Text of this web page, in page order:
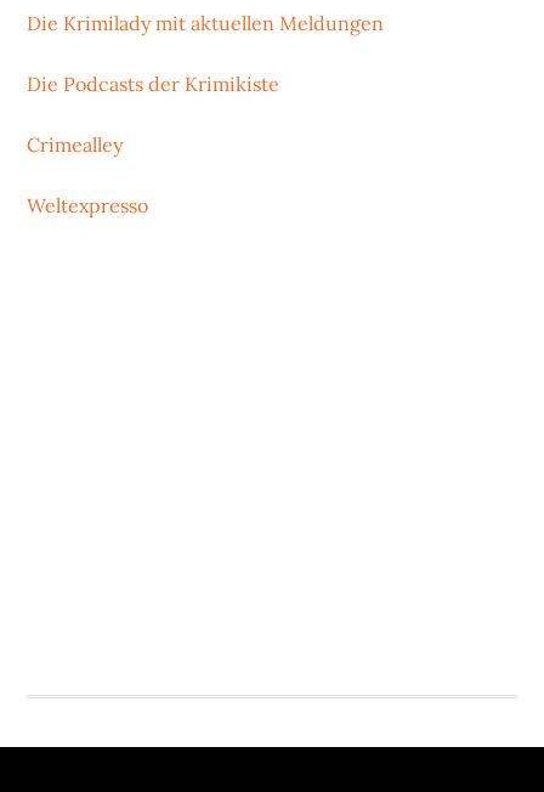
Die Krimilady mit aktuellen Meldungen
Die Podcasts der Krimikiste
Crimealley
Weltexpresso